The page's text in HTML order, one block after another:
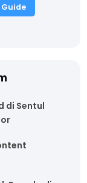
di Sentul